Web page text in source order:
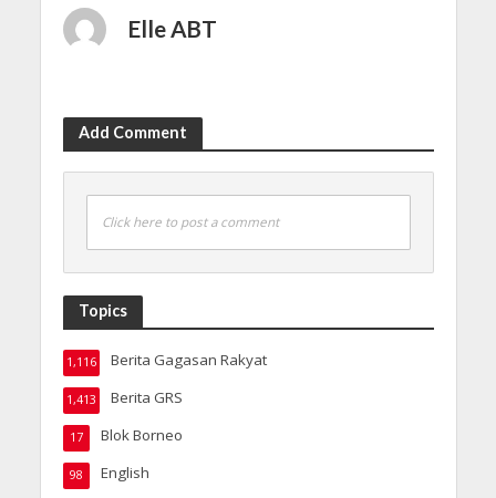
Elle ABT
Add Comment
Click here to post a comment
Topics
Berita Gagasan Rakyat
1,116
Berita GRS
1,413
Blok Borneo
17
English
98